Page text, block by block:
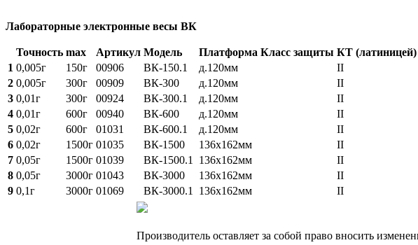
Лабораторные электронные весы ВК
Точность max Артикул Модель Платформа Класс защиты КТ (латиницей)
1 0,005г 150г 00906 ВК-150.1 д.120мм II
2 0,005г 300г 00909 ВК-300 д.120мм II
3 0,01г 300г 00924 ВК-300.1 д.120мм II
4 0,01г 600г 00940 ВК-600 д.120мм II
5 0,02г 600г 01031 ВК-600.1 д.120мм II
6 0,02г 1500г 01035 ВК-1500 136х162мм II
7 0,05г 1500г 01039 ВК-1500.1 136х162мм II
8 0,05г 3000г 01043 ВК-3000 136х162мм II
9 0,1г 3000г 01069 ВК-3000.1 136х162мм II
Производитель оставляет за собой право вносить